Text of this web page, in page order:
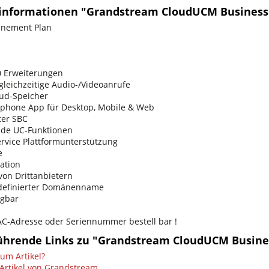
"Grandstream CloudUCM
Plan
Erweiterungen
Audio-/Videoanrufe
Speicher
App für Desktop, Mobile & Web
SBC
UC-Funktionen
Plattformunterstützung
Drittanbietern
Domänenname
Adresse oder Seriennummer bestell bar !
Links zu "Grandstream CloudUCM
Artikel?